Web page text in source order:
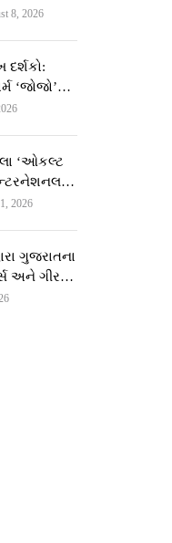
8, 2026
‘જોજો’
દબદબો
‘ઓકલ્ટ
એ ટેરોટ
2026
ગુજરાતના
અને ગીર
દૂધની શુદ્ધ